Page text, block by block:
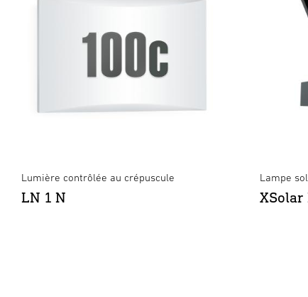
Lumière contrôlée au crépuscule
LN 1 N
Lampe
XSolar